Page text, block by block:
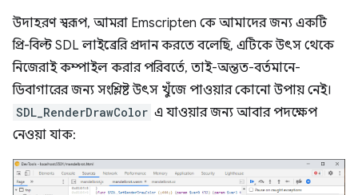
উদাহরণ স্বরূপ, আমরা Emscripten কে আমাদের জন্য একটি
প্রি-বিল্ট SDL লাইব্রেরি প্রদান করতে বলেছি, এটিকে উৎস থেকে
নিজেরাই কম্পাইল করার পরিবর্তে, তাই-অন্তত-বর্তমানে-
ডিবাগারের জন্য সংশ্লিষ্ট উৎস খুঁজে পাওয়ার কোনো উপায় নেই।
SDL_RenderDrawColor এ যাওয়ার জন্য আবার পদক্ষেপ
নেওয়া যাক: